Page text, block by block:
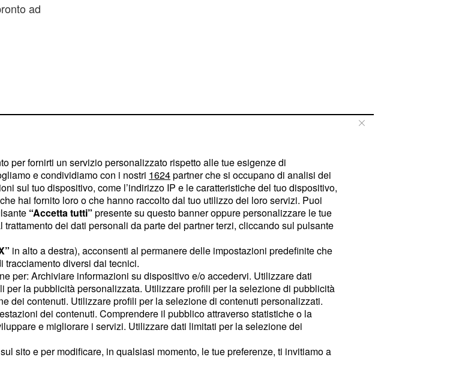
ad
e
la
a 3
il
per fornirti un servizio personalizzato rispetto alle tue esigenze di
e condividiamo con i nostri 1624partner che si occupano di analisi dei
sul tuo dispositivo, come l’indirizzo IP e le caratteristiche del tuo dispositivo,
hai fornito loro o che hanno raccolto dal tuo utilizzo dei loro servizi. Puoi
“Accetta tutti” presente su questo banner oppure personalizzare le tue
dei dati personali da parte dei partner terzi, cliccando sul pulsante
in alto a destra), acconsenti al permanere delle impostazioni predefinite che
tracciamento diversi dai tecnici.
per: Archiviare informazioni su dispositivo e/o accedervi. Utilizzare dati
la pubblicità personalizzata. Utilizzare profili per la selezione di pubblicità
dei contenuti. Utilizzare profili per la selezione di contenuti personalizzati.
dei contenuti. Comprendere il pubblico attraverso statistiche o la
e migliorare i servizi. Utilizzare dati limitati per la selezione dei
sito e per modificare, in qualsiasi momento, le tue preferenze, ti invitiamo a